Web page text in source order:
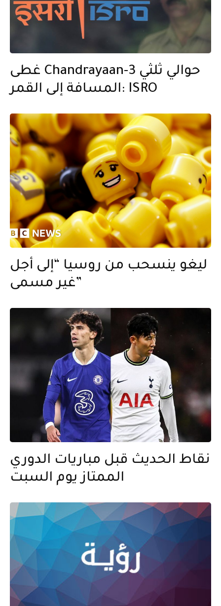
غطى Chandrayaan-3 حوالي ثلثي
المسافة إلى القمر: ISRO
ليغو ينسحب من روسيا “إلى أجل
غير مسمى”
نقاط الحديث قبل مباريات الدوري
الممتاز يوم السبت